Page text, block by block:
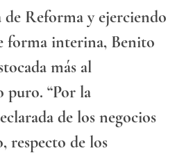
Reforma y ejerciendo
forma interina, Benito
más al
puro. “Por la
de los negocios
respecto de los